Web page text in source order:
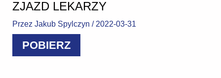
ZJAZD LEKARZY
PrzezJakub Spylczyn/ 2022-03-31
POBIERZ